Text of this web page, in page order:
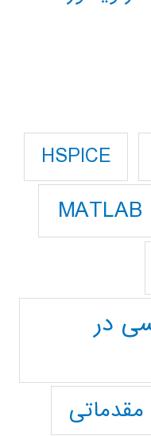
HSPICE
MATLAB
در